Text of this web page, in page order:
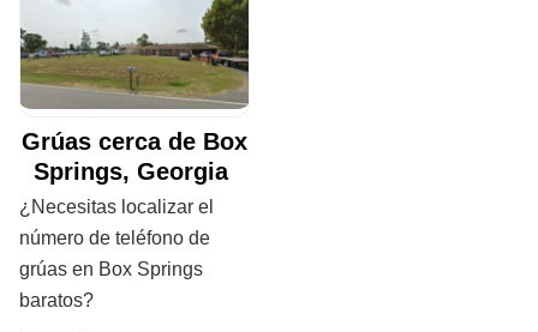
Grúas cerca de Box
Springs, Georgia
¿Necesitas localizar el
número de teléfono de
grúas en Box Springs
baratos?